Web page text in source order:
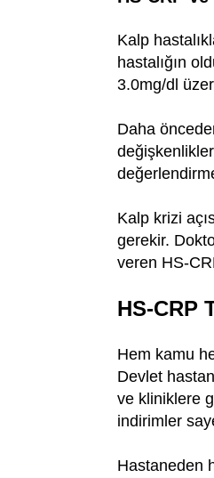
Kalp
hastalığın
3.0mg/dl
Daha
Kalp krizi
gerekir.
veren HS-
HS-CRP
Hem kamu
Devlet
ve kliniklere
indirimler
Hastaneden